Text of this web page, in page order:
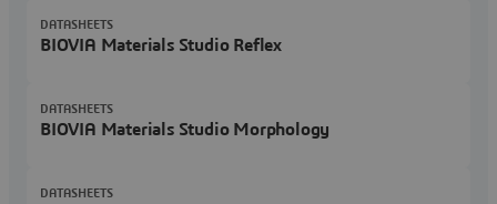
BIOVIA Materials Studio Reflex
DATASHEETS
BIOVIA Materials Studio Morphology
DATASHEETS
DATASHEETS